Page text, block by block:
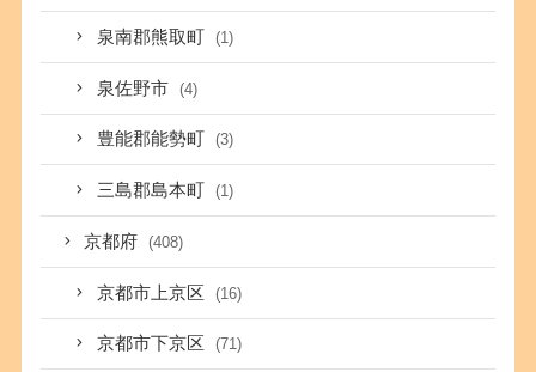
泉南郡熊取町 (1)
泉佐野市 (4)
豊能郡能勢町 (3)
三島郡島本町 (1)
京都府 (408)
京都市上京区 (16)
京都市下京区 (71)